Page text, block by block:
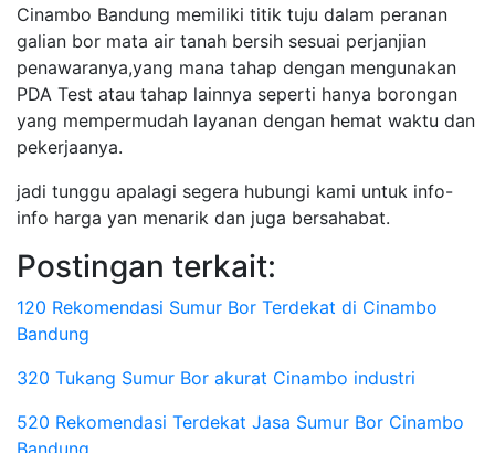
Cinambo Bandung memiliki titik tuju dalam peranan
galian bor mata air tanah bersih sesuai perjanjian
penawaranya,yang mana tahap dengan mengunakan
PDA Test atau tahap lainnya seperti hanya borongan
yang mempermudah layanan dengan hemat waktu dan
pekerjaanya.
jadi tunggu apalagi segera hubungi kami untuk info-
info harga yan menarik dan juga bersahabat.
Postingan terkait:
120 Rekomendasi Sumur Bor Terdekat di Cinambo
Bandung
320 Tukang Sumur Bor akurat Cinambo industri
520 Rekomendasi Terdekat Jasa Sumur Bor Cinambo
Bandung